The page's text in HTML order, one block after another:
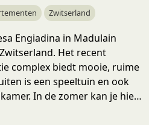
Zwitserland
Engiadina in Madulain
Het recent
complex biedt mooie, ruime
is een speeltuin en ook
In de zomer kan je hier
en in de winter ligt een